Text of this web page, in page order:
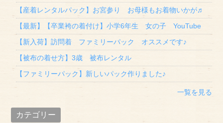
【産着レンタルパック】お宮参り お母様もお着物いかが♬
【最新】【卒業袴の着付け】小学6年生 女の子 YouTube
【新入荷】訪問着 ファミリーパック オススメです♪
【被布の着せ方】3歳 被布レンタル
【ファミリーパック】新しいパック作りました♪
一覧を見る
カテゴリー